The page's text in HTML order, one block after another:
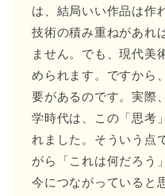
は、結局いい作品は作
技術の積み重ねがあれ
ません。でも、現代美
められます。ですから
要があるのです。実際
学時代は、この「思考
れました。そういう点
がら「これは何だろう
今につながっていると